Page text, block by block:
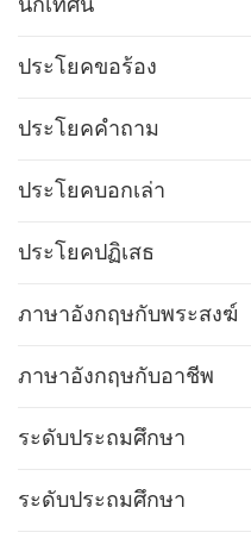
นักเทศน์
ประโยคขอร้อง
ประโยคคำถาม
ประโยคบอกเล่า
ประโยคปฏิเสธ
ภาษาอังกฤษกับพระสงฆ์
ภาษาอังกฤษกับอาชีพ
ระดับประถมศึกษา
ระดับประถมศึกษา